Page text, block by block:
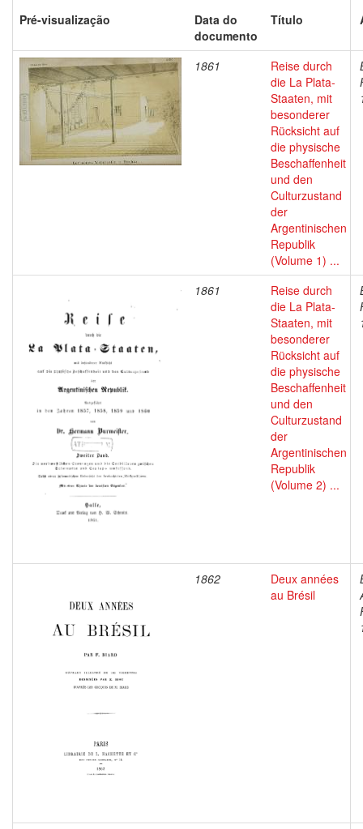
Pré-visualização
Data do
documento
Título
1861
Reise durch
die La Plata-
Staaten, mit
besonderer
Rücksicht auf
die physische
Beschaffenheit
und den
Culturzustand
der
Argentinischen
Republik
(Volume 1) ...
1861
Reise durch
die La Plata-
Staaten, mit
besonderer
Rücksicht auf
die physische
Beschaffenheit
und den
Culturzustand
der
Argentinischen
Republik
(Volume 2) ...
1862
Deux années
au Brésil